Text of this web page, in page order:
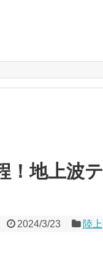
！地上波テ
2024/3/23 陸上